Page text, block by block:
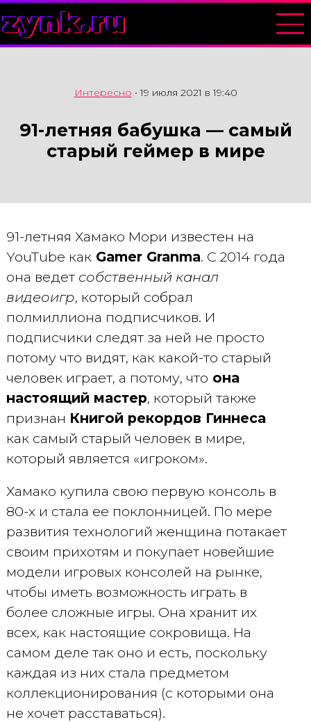
zynk.ru
Интересно •19 июля 2021 в 19:40
91-летняя бабушка — самый
старый геймер в мире
91-летняя Хамако Мори известен на
YouTube какGamer Granma. С 2014 года
она ведетсобственный канал
видеоигр, который собрал
полмиллиона подписчиков. И
подписчики следят за ней не просто
потому что видят, как какой-то старый
человек играет, а потому, что она
настоящий мастер, который также
признан Книгой рекордов Гиннеса
как самый старый человек в мире,
который является «игроком».
Хамако купила свою первую консоль в
80-х и стала ее поклонницей. По мере
развития технологий женщина потакает
своим прихотям и покупает новейшие
модели игровых консолей на рынке,
чтобы иметь возможность играть в
более сложные игры. Она хранит их
всех, как настоящие сокровища. На
самом деле так оно и есть, поскольку
каждая из них стала предметом
коллекционирования (с которыми она
не хочет расставаться).